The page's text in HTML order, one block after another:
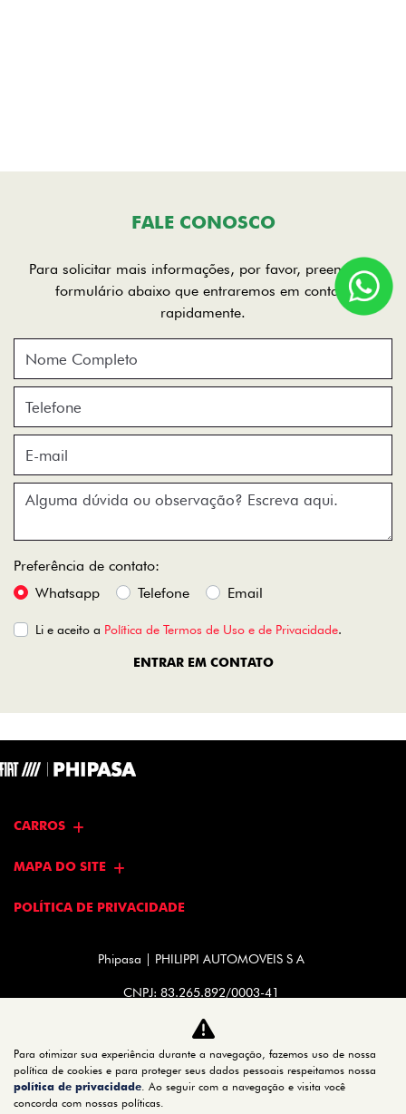
FALE CONOSCO
Para solicitar mais informações, por favor, preencha o
formulário abaixo que entraremos em contato
rapidamente.
Preferência de contato:
Whatsapp
Telefone Email
Li e aceito a Política de Termos de Uso e de Privacidade.
ENTRAR EM CONTATO
CARROS
MAPA DO SITE
POLÍTICA DE PRIVACIDADE
Phipasa | PHILIPPI AUTOMOVEIS S A
CNPJ: 83.265.892/0003-41
No trânsito, enxergar o outro salva
vidas.
Para otimizar sua experiência durante a navegação, fazemos uso de nossa
política de cookies e para proteger seus dados pessoais respeitamos nossa
política de privacidade. Ao seguir com a navegação e visita você
concorda com nossas políticas.